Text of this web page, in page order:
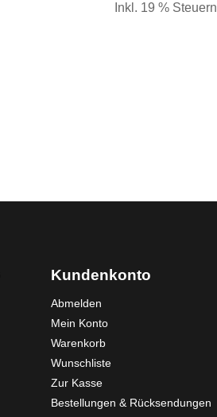
Inkl. 19 % Steuern
Kundenkonto
Abmelden
Mein Konto
Warenkorb
Wunschliste
Zur Kasse
Bestellungen & Rücksendungen